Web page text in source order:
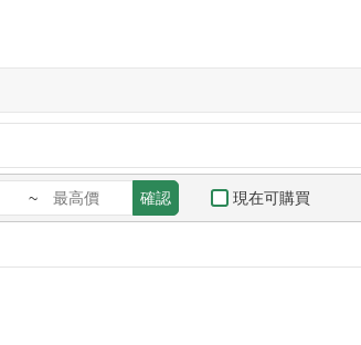
~ 確認 現在可購買